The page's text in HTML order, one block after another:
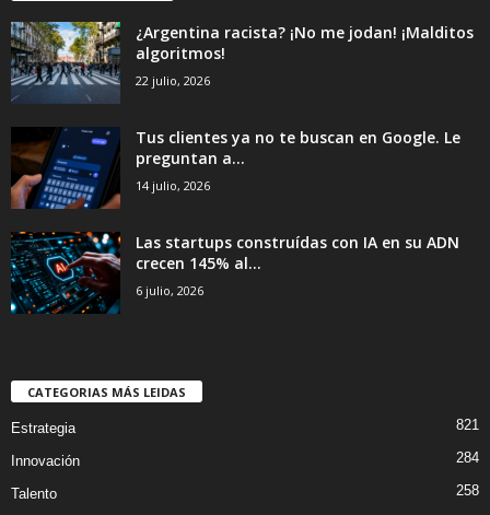
¿Argentina racista? ¡No me jodan! ¡Malditos
algoritmos!
22 julio, 2026
Tus clientes ya no te buscan en Google. Le
preguntan a...
14 julio, 2026
Las startups construídas con IA en su ADN
crecen 145% al...
6 julio, 2026
CATEGORIAS MÁS LEIDAS
Estrategia 821
Innovación 284
Talento
258